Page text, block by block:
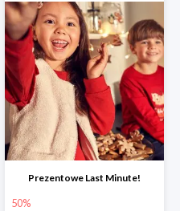
Prezentowe Last Minute!
50%